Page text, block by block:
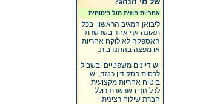
אחריות חוזית מול ביטוחית
ליבואן המגיב הראשון, בכל
תאונה אף אחד בשרשרת
האספקה לא לוקח אחריות
או מפצה בהתנדבות.
יש דיונים משפטיים ובשביל
לכסות פסק דין כנגד, יש
ביטוח אחריות מקצועית
לכל גוף בשרשרת כולל
חברת שילוח רצינית.